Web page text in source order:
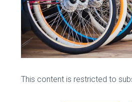
This content is restricted to